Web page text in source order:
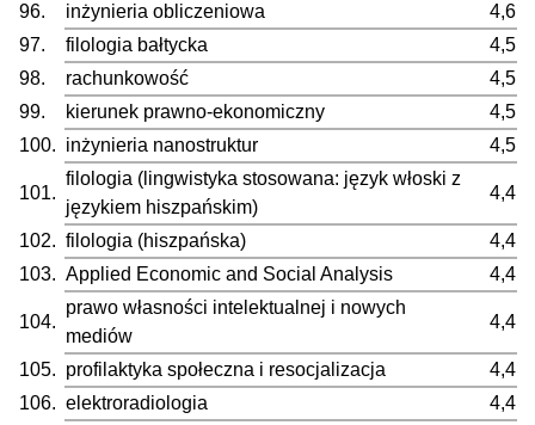
96.
inżynieria obliczeniowa
4,6
97.
filologia bałtycka
4,5
98.
rachunkowość
4,5
99.
kierunek prawno-ekonomiczny
4,5
100. inżynieria nanostruktur 4,5
101.
filologia (lingwistyka stosowana: język włoski z
językiem hiszpańskim)
4,4
102. filologia (hiszpańska)
4,4
103. Applied Economic and Social Analysis 4,4
104.
prawo własności intelektualnej i nowych
mediów
4,4
105. profilaktyka społeczna i resocjalizacja
4,4
106. elektroradiologia
4,4